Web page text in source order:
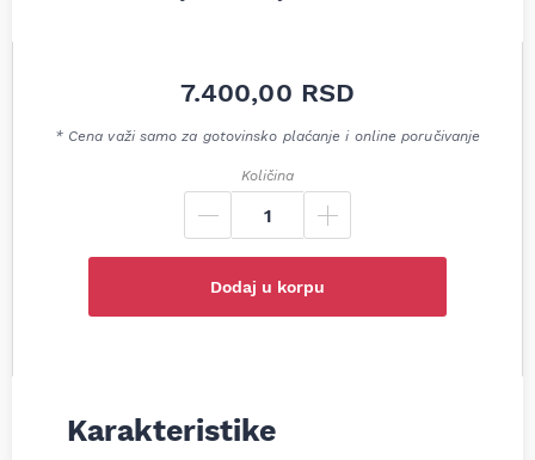
7.400,00 RSD
* Cena važi samo za gotovinsko plaćanje i online poručivanje
Količina
Dodaj u korpu
Karakteristike